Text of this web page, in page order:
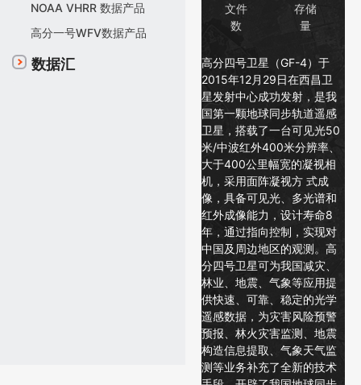
NOAA VHRR 数据产品
高分一号WFV数据产品
数据汇
文件
数
存储
量
高分四号卫星（GF-4）于
2015年12月29日在西昌卫
星发射中心成功发射，是我
国第一颗地球同步轨道遥感
卫星，搭载了一台可见光50
米/中波红外400米分辨率、
大于400公里幅宽的凝视相
机，采用面阵凝视方 式成
像，具备可见光、多光谱和
红外成像能力，设计寿命8
年，通过指向控制，实现对
中国及周边地区的观测。高
分四号卫星可为我国减灾、
林业、地震、气象等应用提
供快速、可靠、稳定的光学
遥感数据，为灾害风险预警
预报、林火灾害监测、地震
构造信息提取、气象天气监
测等业务补充了全新的技术